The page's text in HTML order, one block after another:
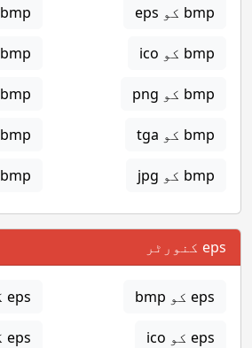
bmp کو eps bmp کو gif
bmp کو ico bmp کو jpg
bmp کو png bmp کو svg
bmp کو tga bmp کو png
bmp کو jpg bmp کو gif
eps کنورٹر
eps کو bmp eps کو gif
eps کو ico eps کو jpg